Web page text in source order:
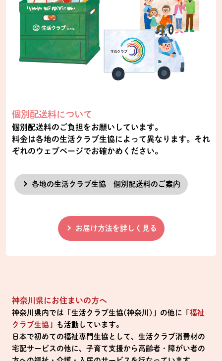
個別配送料について
個別配送料のご負担をお願いしています。
料金は各地の生活クラブ生協によって異なります。それ
ぞれのウェブページでお確かめください。
各地の生活クラブ生協 個別配送料のご案内
お届け方法を詳しく見る
神奈川県にお住まいの方へ
神奈川県内では「生活クラブ生協(神奈川)」の他に「 福祉
クラブ生協 」も活動しています。
日本で初めての福祉専門生協として、生活クラブ消費材の
宅配サービスの他に、子育て支援から高齢者・障がい者の